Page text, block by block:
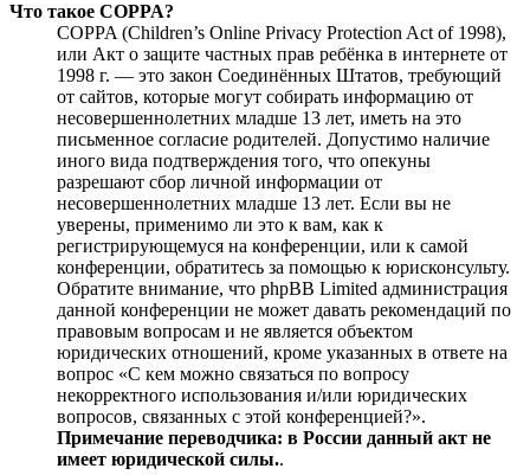
Что такое COPPA?
COPPA (Children’s Online Privacy Protection Act of 1998),
или Акт о защите частных прав ребёнка в интернете от
1998 г. — это закон Соединённых Штатов, требующий
от сайтов, которые могут собирать информацию от
несовершеннолетних младше 13 лет, иметь на это
письменное согласие родителей. Допустимо наличие
иного вида подтверждения того, что опекуны
разрешают сбор личной информации от
несовершеннолетних младше 13 лет. Если вы не
уверены, применимо ли это к вам, как к
регистрирующемуся на конференции, или к самой
конференции, обратитесь за помощью к юрисконсульту.
Обратите внимание, что phpBB Limited администрация
данной конференции не может давать рекомендаций по
правовым вопросам и не является объектом
юридических отношений, кроме указанных в ответе на
вопрос «С кем можно связаться по вопросу
некорректного использования и/или юридических
вопросов, связанных с этой конференцией?».
Примечание переводчика: в России данный акт не
имеет юридической силы..